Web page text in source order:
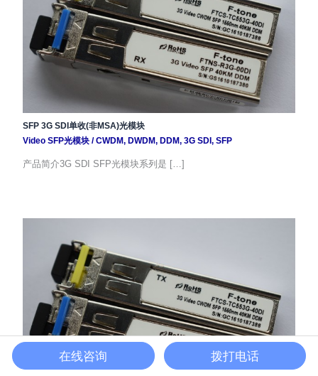
SFP 3G SDI单收(非MSA)光模块
Video SFP光模块/CWDM, DWDM, DDM, 3G SDI, SFP
产品简介3G SDI SFP光模块系列是 […]
在线咨询 拨打电话